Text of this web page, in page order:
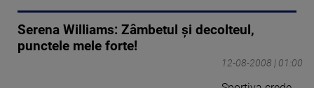
Serena Williams: Zâmbetul şi decolteul,
punctele mele forte!
12-08-2008 | 01:00